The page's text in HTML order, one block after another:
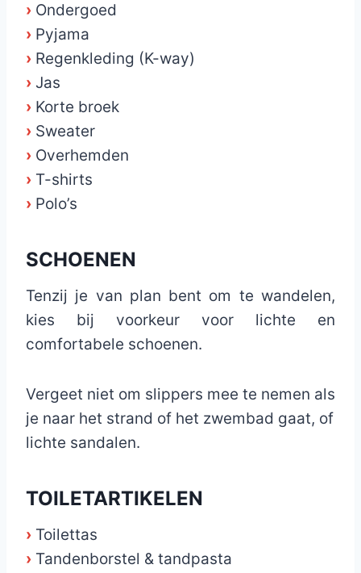
› Ondergoed
› Pyjama
› Regenkleding (K-way)
› Jas
› Korte broek
› Sweater
› Overhemden
› T-shirts
› Polo’s
SCHOENEN
Tenzij je van plan bent om te wandelen,
kies bij voorkeur voor lichte en
comfortabele schoenen.
Vergeet niet om slippers mee te nemen als
je naar het strand of het zwembad gaat, of
lichte sandalen.
TOILETARTIKELEN
› Toilettas
› Tandenborstel & tandpasta